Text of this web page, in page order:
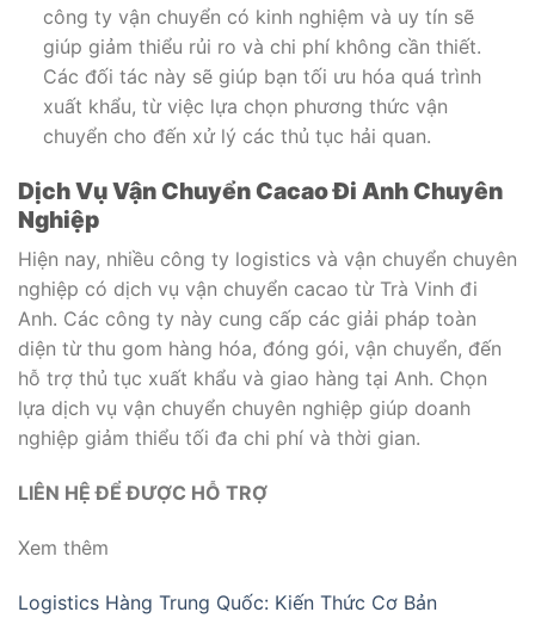
công ty vận chuyển có kinh nghiệm và uy tín sẽ
giúp giảm thiểu rủi ro và chi phí không cần thiết.
Các đối tác này sẽ giúp bạn tối ưu hóa quá trình
xuất khẩu, từ việc lựa chọn phương thức vận
chuyển cho đến xử lý các thủ tục hải quan.
Dịch Vụ Vận Chuyển Cacao Đi Anh Chuyên
Nghiệp
Hiện nay, nhiều công ty logistics và vận chuyển chuyên
nghiệp có dịch vụ vận chuyển cacao từ Trà Vinh đi
Anh. Các công ty này cung cấp các giải pháp toàn
diện từ thu gom hàng hóa, đóng gói, vận chuyển, đến
hỗ trợ thủ tục xuất khẩu và giao hàng tại Anh. Chọn
lựa dịch vụ vận chuyển chuyên nghiệp giúp doanh
nghiệp giảm thiểu tối đa chi phí và thời gian.
LIÊN HỆ ĐỂ ĐƯỢC HỖ TRỢ
Xem thêm
Logistics Hàng Trung Quốc: Kiến Thức Cơ Bản